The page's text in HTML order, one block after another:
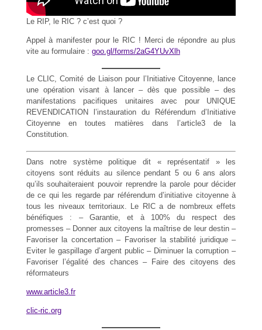
Le RIP, le RIC ? c’est quoi ?
Appel à manifester pour le RIC ! Merci de répondre au plus
vite au formulaire : goo.gl/forms/2aG4YUvXlh
Le CLIC, Comité de Liaison pour l’Initiative Citoyenne, lance
une opération visant à lancer – dès que possible – des
manifestations pacifiques unitaires avec pour UNIQUE
REVENDICATION l’instauration du Référendum d’Initiative
Citoyenne en toutes matières dans l’article3 de la
Constitution.
Dans notre système politique dit « représentatif » les
citoyens sont réduits au silence pendant 5 ou 6 ans alors
qu’ils souhaiteraient pouvoir reprendre la parole pour décider
de ce qui les regarde par référendum d’initiative citoyenne à
tous les niveaux territoriaux. Le RIC a de nombreux effets
bénéfiques : – Garantie, et à 100% du respect des
promesses – Donner aux citoyens la maîtrise de leur destin –
Favoriser la concertation – Favoriser la stabilité juridique –
Eviter le gaspillage d’argent public – Diminuer la corruption –
Favoriser l’égalité des chances – Faire des citoyens des
réformateurs
www.article3.fr
clic-ric.org